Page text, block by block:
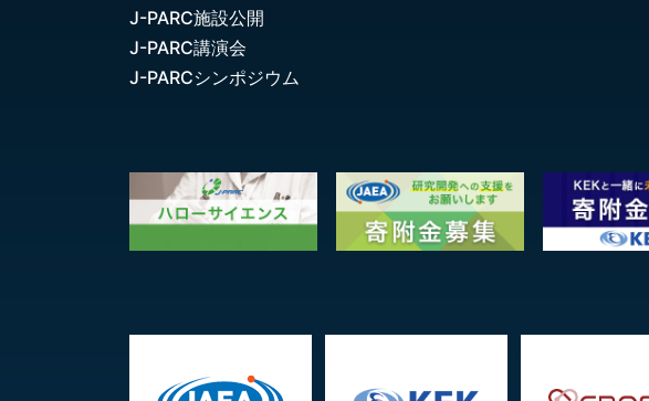
J-PARC施設公開
J-PARC講演会
J-PARCシンポジウム